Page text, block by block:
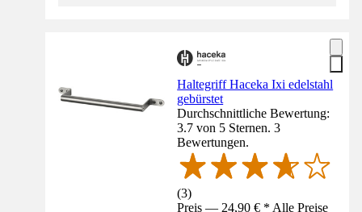
Haltegriff Haceka Ixi edelstahl
gebürstet
Durchschnittliche Bewertung:
3.7 von 5 Sternen. 3
Bewertungen.
(3)
Preis — 24,90 € * Alle Preise